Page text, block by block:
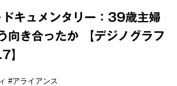
ドキュメンタリー：39歳主婦
向き合ったか 【デジノグラフ
】
#アライアンス